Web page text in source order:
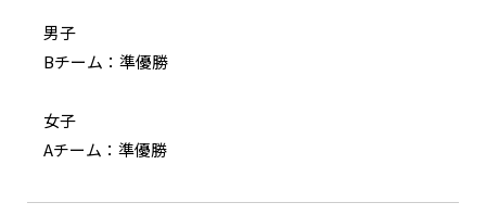
男子
Bチーム：準優勝
女子
Aチーム：準優勝